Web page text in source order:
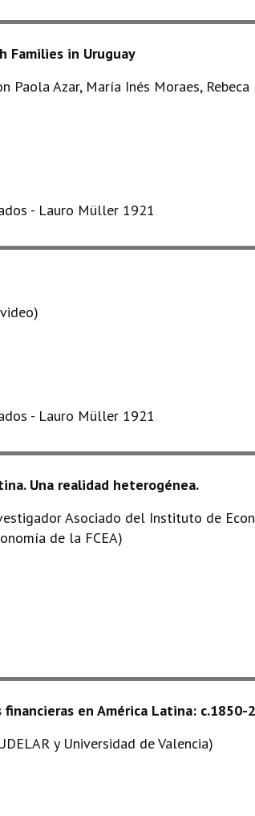
Families in Uruguay
Paola Azar, María Inés Moraes,
- Lauro Müller 1921
- Lauro Müller 1921
Una realidad heterogénea.
Asociado del Instituto de
de la FCEA)
en América Latina: c.1850-
y Universidad de Valencia)